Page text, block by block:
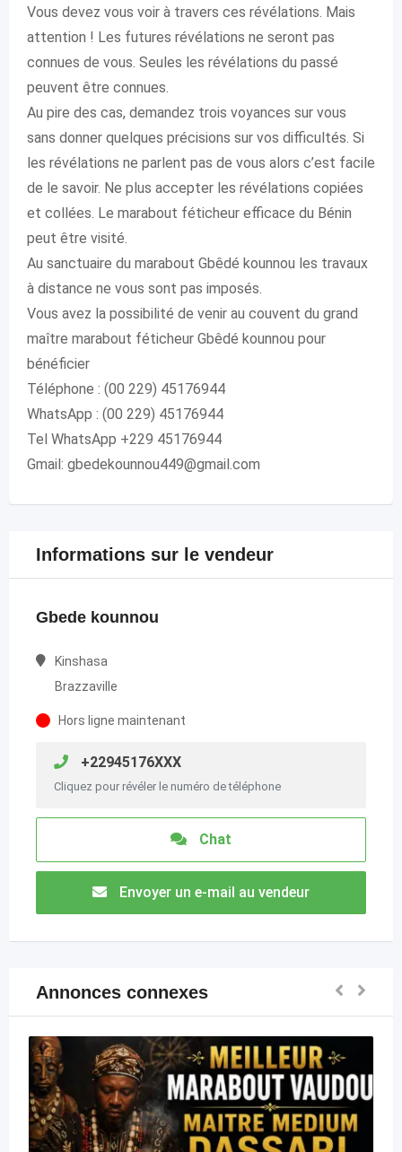
Vous devez vous voir à travers ces révélations. Mais
attention ! Les futures révélations ne seront pas
connues de vous. Seules les révélations du passé
peuvent être connues.
Au pire des cas, demandez trois voyances sur vous
sans donner quelques précisions sur vos difficultés. Si
les révélations ne parlent pas de vous alors c’est facile
de le savoir. Ne plus accepter les révélations copiées
et collées. Le marabout féticheur efficace du Bénin
peut être visité.
Au sanctuaire du marabout Gbêdé kounnou les travaux
à distance ne vous sont pas imposés.
Vous avez la possibilité de venir au couvent du grand
maître marabout féticheur Gbêdé kounnou pour
bénéficier
Téléphone : (00 229) 45176944
WhatsApp : (00 229) 45176944
Tel WhatsApp +229 45176944
Gmail: gbedekounnou449@gmail.com
Informations sur le vendeur
Gbede kounnou
Kinshasa
Brazzaville
Hors ligne maintenant
+22945176XXX
Cliquez pour révéler le numéro de téléphone
Chat
Envoyer un e-mail au vendeur
Annonces connexes